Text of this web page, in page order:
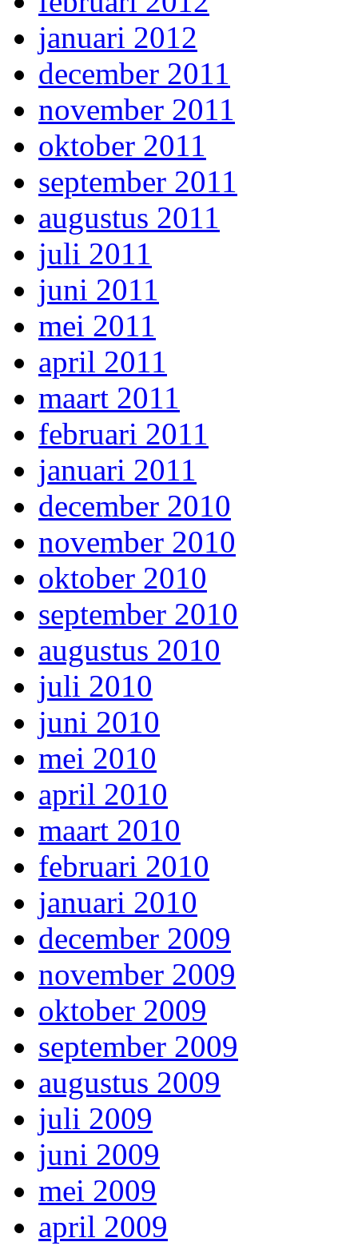
januari 2012
december 2011
november 2011
oktober 2011
september 2011
augustus 2011
juli 2011
juni 2011
mei 2011
april 2011
maart 2011
februari 2011
januari 2011
december 2010
november 2010
oktober 2010
september 2010
augustus 2010
juli 2010
juni 2010
mei 2010
april 2010
maart 2010
februari 2010
januari 2010
december 2009
november 2009
oktober 2009
september 2009
augustus 2009
juli 2009
juni 2009
mei 2009
april 2009